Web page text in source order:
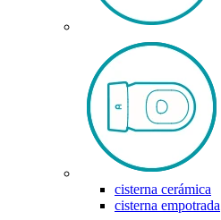
cisterna cerámica
cisterna empotrada